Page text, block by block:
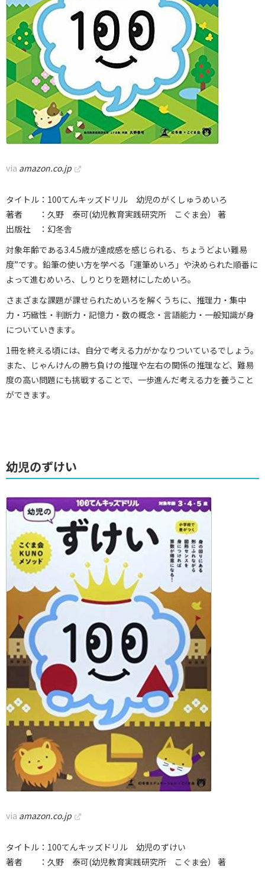
via amazon.co.jp
タイトル：100てんキッズドリル 幼児のがくしゅうめいろ
著者 ：久野 泰可(幼児教育実践研究所 こぐま会） 著
出版社 ：幻冬舎
対象年齢である3.4.5歳が達成感を感じられる、ちょうどよい難易
度”です。鉛筆の使い方を学べる「運筆めいろ」や決められた順番に
よって進むめいろ、しりとりを題材にしためいろ。
さまざまな課題が課せられためいろを解くうちに、推理力・集中
力・巧緻性・判断力・記憶力・数の概念・言語能力・一般知識が身
についていきます。
1冊を終える頃には、自分で考える力がかなりついているでしょう。
また、じゃんけんの勝ち負けの推理や左右の関係の推理など、難易
度の高い問題にも挑戦することで、一歩進んだ考える力を養うこと
ができます。
幼児のずけい
via amazon.co.jp
タイトル：100てんキッズドリル 幼児のずけい
著者 ：久野 泰可(幼児教育実践研究所 こぐま会） 著